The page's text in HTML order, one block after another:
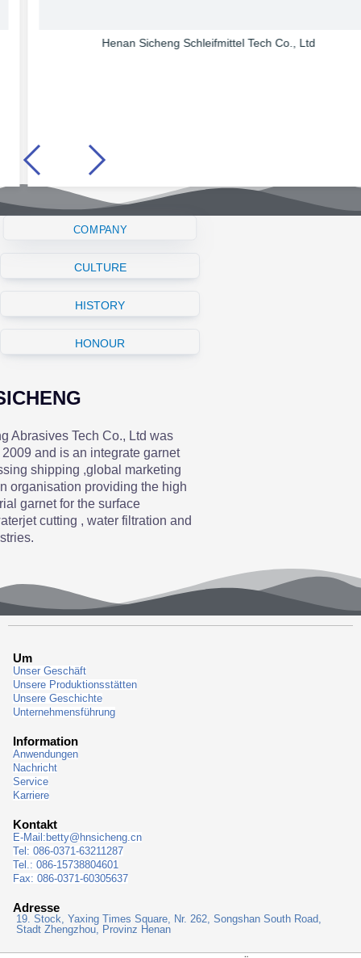
Henan Sicheng Schleifmittel Tech Co., Ltd
COMPANY
CULTURE
HISTORY
HONOUR
Abrasives Tech Co., Ltd was
and is an integrate garnet
shipping ,global marketing
organisation providing the high
garnet for the surface
cutting , water filtration and
Um
Unser Geschäft
Unsere Produktionsstätten
Unsere Geschichte
Unternehmensführung
Information
Anwendungen
Nachricht
Service
Karriere
Kontakt
E-Mail: betty@hnsicheng.cn
Tel: 086-0371-63211287
Tel.: 086-15738804601
Fax: 086-0371-60305637
Adresse
19. Stock, Yaxing Times Square, Nr. 262, Songshan South Road,
Stadt Zhengzhou, Provinz Henan